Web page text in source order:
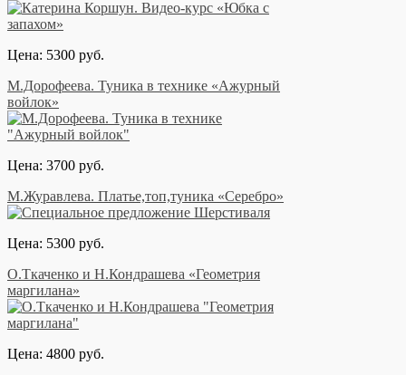
Цена: 5300 руб.
М.Дорофеева. Туника в технике «Ажурный
войлок»
Цена: 3700 руб.
М.Журавлева. Платье,топ,туника «Серебро»
Цена: 5300 руб.
О.Ткаченко и Н.Кондрашева «Геометрия
маргилана»
Цена: 4800 руб.